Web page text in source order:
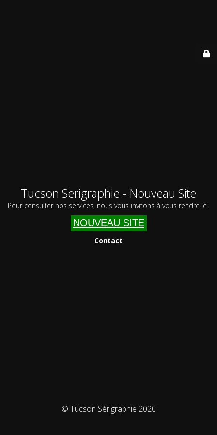
Tucson Serigraphie - Nouveau Site
Pour consulter nos services, nous vous invitons à vous rendre ici.
NOUVEAU SITE
Contact
© Tucson Sérigraphie 2020